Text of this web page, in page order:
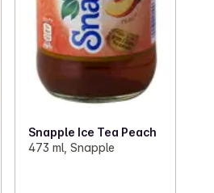
Snapple Ice Tea Peach
473 ml, Snapple